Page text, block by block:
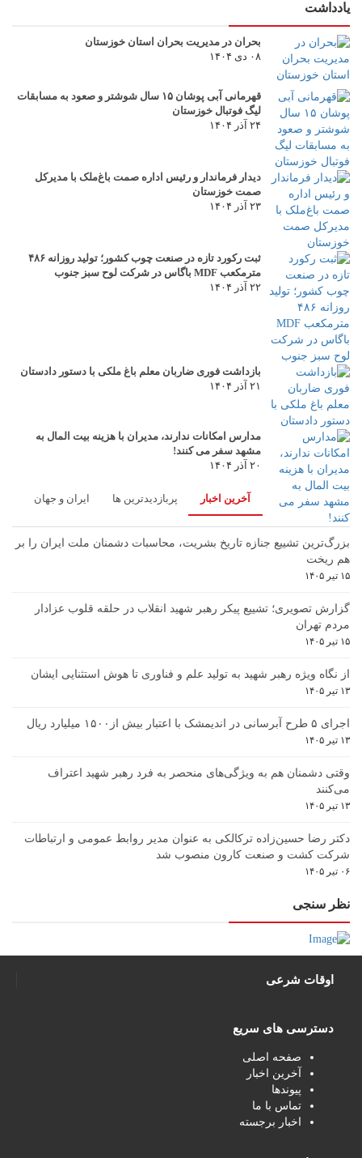
یادداشت
بحران در مدیریت بحران استان خوزستان
۰۸ دی ۱۴۰۴
قهرمانی آبی پوشان ۱۵ سال شوشتر و صعود به مسابقات
لیگ فوتبال خوزستان
۲۴ آذر ۱۴۰۴
دیدار فرماندار و رئیس اداره صمت باغ‌ملک با مدیرکل
صمت خوزستان
۲۳ آذر ۱۴۰۴
ثبت رکورد تازه در صنعت چوب کشور؛ تولید روزانه ۴۸۶
مترمکعب MDF باگاس در شرکت لوح سبز جنوب
۲۲ آذر ۱۴۰۴
بازداشت فوری ضاربان معلم باغ ملکی با دستور دادستان
۲۱ آذر ۱۴۰۴
مدارس امکانات ندارند، مدیران با هزینه بیت المال به
مشهد سفر می کنند!
۲۰ آذر ۱۴۰۴
آخرین اخبار پربازدیدترین ها ایران و جهان
بزرگ‌ترین تشییع جنازه تاریخ بشریت، محاسبات دشمنان ملت ایران را بر
هم ریخت
۱۵ تیر ۱۴۰۵
گزارش تصویری؛ تشییع پیکر رهبر شهید انقلاب در حلقه قلوب عزادار
مردم تهران
۱۵ تیر ۱۴۰۵
از نگاه ویژه رهبر شهید به تولید علم و فناوری تا هوش استثنایی ایشان
۱۳ تیر ۱۴۰۵
اجرای ۵ طرح آبرسانی در اندیمشک با اعتبار بیش از۱۵۰۰ میلیارد ریال
۱۳ تیر ۱۴۰۵
وقتی دشمنان هم به ویژگی‌های منحصر به فرد رهبر شهید اعتراف
می‌کنند
۱۳ تیر ۱۴۰۵
دکتر رضا حسین‌زاده ترکالکی به عنوان مدیر روابط عمومی و ارتباطات
شرکت کشت و صنعت کارون منصوب شد
۰۶ تیر ۱۴۰۵
نظر سنجی
اوقات شرعی
دسترسی های سریع
صفحه اصلی
آخرین اخبار
پیوندها
تماس با ما
اخبار برجسته